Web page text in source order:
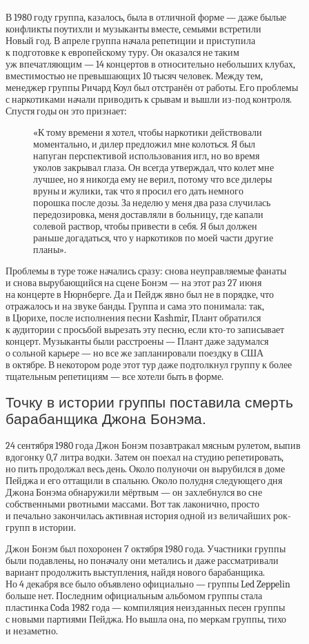
В 1980 году группа, казалось, была в отличной форме — даже былые
конфликты поутихли и музыканты вместе, семьями встретили
Новый год. В апреле группа начала репетиции и приступила
к подготовке к европейскому туру. Он оказался не таким
уж впечатляющим — 14 концертов в относительно небольших клубах,
вместимостью не превышающих 10 тысяч человек. Между тем,
менеджер группы Ричард Коул был отстранён от работы. Его проблемы
с наркотиками начали приводить к срывам и вышли из-под контроля.
Спустя годы он это признает:
«К тому времени я хотел, чтобы наркотики действовали
моментально, и дилер предложил мне колоться. Я был
напуган перспективой использования игл, но во время
уколов закрывал глаза. Он всегда утверждал, что колет мне
лучшее, но я никогда ему не верил, потому что все дилеры
вруны и жулики, так что я просил его дать немного
порошка после дозы. За неделю у меня два раза случилась
передозировка, меня доставляли в больницу, где капали
солевой раствор, чтобы привести в себя. Я был должен
раньше догадаться, что у наркотиков по моей части другие
планы».
Проблемы в туре тоже начались сразу: снова неуправляемые фанаты
и снова вырубающийся на сцене Бонэм — на этот раз 27 июня
на концерте в Нюрнберге. Да и Пейдж явно был не в порядке, что
отражалось и на звуке банды. Группа и сама это понимала: так,
в Цюрихе, после исполнения песни Kashmir, Плант обратился
к аудитории с просьбой вырезать эту песню, если кто-то записывает
концерт. Музыканты были расстроены — Плант даже задумался
о сольной карьере — но все же запланировали поездку в США
в октябре. В некотором роде этот тур даже подтолкнул группу к более
тщательным репетициям — все хотели быть в форме.
Точку в истории группы поставила смерть
барабанщика Джона Бонэма.
24 сентября 1980 года Джон Бонэм позавтракал мясным рулетом, выпив
вдогонку 0,7 литра водки. Затем он поехал на студию репетировать,
но пить продолжал весь день. Около полуночи он вырубился в доме
Пейджа и его оттащили в спальню. Около полудня следующего дня
Джона Бонэма обнаружили мёртвым — он захлебнулся во сне
собственными рвотными массами. Вот так лаконично, просто
и печально закончилась активная история одной из величайших рок-
групп в истории.
Джон Бонэм был похоронен 7 октября 1980 года. Участники группы
были подавлены, но поначалу они метались и даже рассматривали
вариант продолжить выступления, найдя нового барабанщика.
Но 4 декабря все было объявлено официально — группы Led Zeppelin
больше нет. Последним официальным альбомом группы стала
пластинка Coda 1982 года — компиляция неизданных песен группы
с новыми партиями Пейджа. Но вышла она, по меркам группы, тихо
и незаметно.